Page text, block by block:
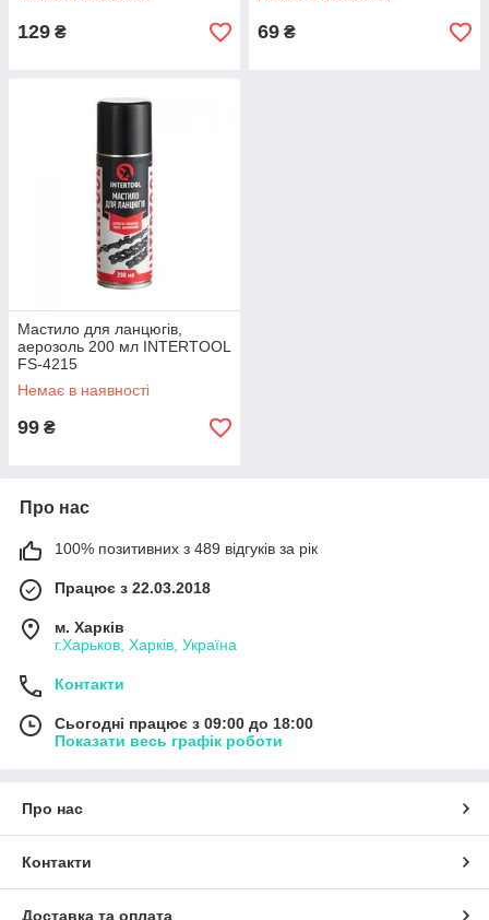
129 ₴ 69 ₴
Мастило для ланцюгів,
аерозоль 200 мл INTERTOOL
FS-4215
Немає в наявності
99 ₴
Про нас
100% позитивних з 489 відгуків за рік
Працює з 22.03.2018
м. Харків
г.Харьков, Харків, Україна
Контакти
Сьогодні працює з 09:00 до 18:00
Показати весь графік роботи
Про нас
Контакти
Доставка та оплата